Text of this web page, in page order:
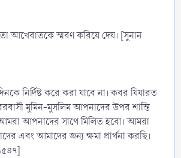
আখেরাতকে স্মরণ করিয়ে দেয়। [সুনান
নির্দিষ্ট করে করা যাবে না। কবর যিযারত
মুমিন-মুসলিম আপনাদের উপর শান্তি
আমরা আপনাদের সাথে মিলিত হবো। আমরা
এবং আমাদের জন্য ক্ষমা প্রার্থনা করছি।